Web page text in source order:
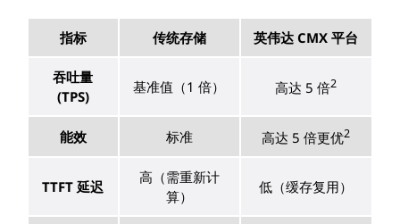
指标 传统存储 英伟达 CMX 平台
吞吐量
(TPS)
基准值（1 倍） 高达 5 倍2
能效 标准 高达 5 倍更优2
TTFT 延迟
高（需重新计
算）
低（缓存复用）